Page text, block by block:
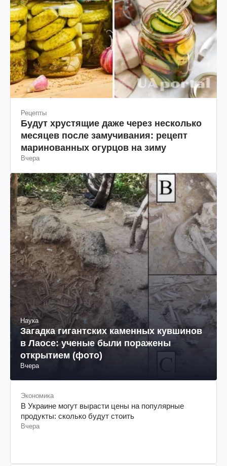
Рецепты
Будут хрустящие даже через несколько
месяцев после замучивания: рецепт
маринованных огурцов на зиму
Вчера
Наука
Загадка гигантских каменных кувшинов
в Лаосе: ученые были поражены
открытием (фото)
Вчера
Экономика
В Украине могут вырасти цены на популярные
продукты: сколько будут стоить
Вчера